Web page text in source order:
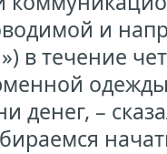
и
в течение
денег, –